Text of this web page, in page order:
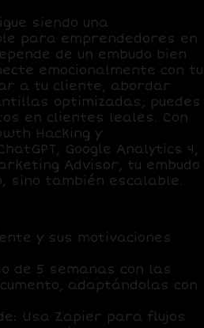
siendo una
para emprendedores en
de un embudo bien
emocionalmente con tu
a tu cliente, abordar
optimizadas, puedes
en clientes leales. Con
Hacking y
, Google Analytics 4 ,
Advisor, tu embudo
sino también escalable.
y sus motivaciones
de 5 semanas con las
adaptándolas con
: Usa Zapier para flujos